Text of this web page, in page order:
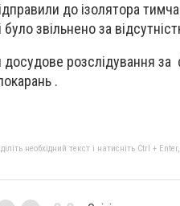
до ізолятора
звільнено за
досудове розслідування за
.
необхідний текст і натисніть Ctrl +